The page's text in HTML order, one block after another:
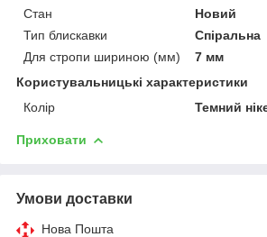
Стан
Новий
Тип блискавки
Спіральна
Для стропи шириною (мм)
7 мм
Користувальницькі характеристики
Колір
Темний
Приховати
Умови доставки
Нова Пошта